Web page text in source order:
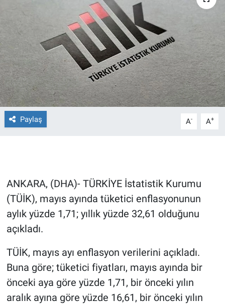
Paylaş A- A+
ANKARA, (DHA)- TÜRKİYE İstatistik Kurumu
(TÜİK), mayıs ayında tüketici enflasyonunun
aylık yüzde 1,71; yıllık yüzde 32,61 olduğunu
açıkladı.
TÜİK, mayıs ayı enflasyon verilerini açıkladı.
Buna göre; tüketici fiyatları, mayıs ayında bir
önceki aya göre yüzde 1,71, bir önceki yılın
aralık ayına göre yüzde 16,61, bir önceki yılın
Ege'den Esintiler
Eğitim
Eğlence
Ekonomi
Gün Başlıyor
Gün Bitiyor
Gündem Özel
Günün görüntüsü
İletişim